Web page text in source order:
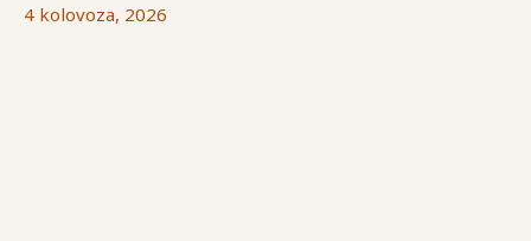
4 kolovoza, 2026